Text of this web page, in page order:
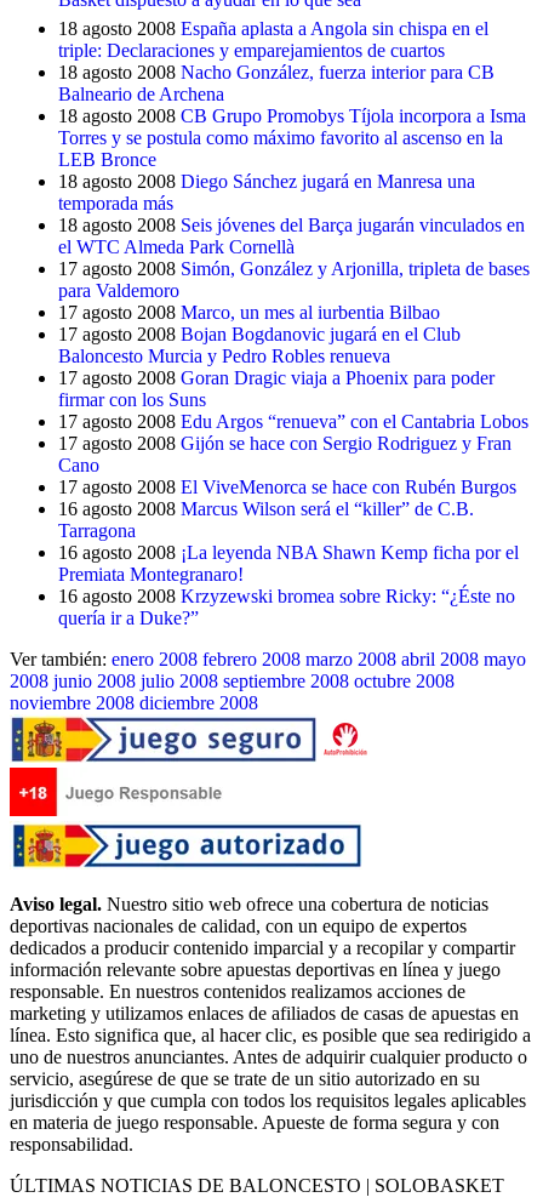
18 agosto 2008 España aplasta a Angola sin chispa en el
triple: Declaraciones y emparejamientos de cuartos
18 agosto 2008 Nacho González, fuerza interior para CB
Balneario de Archena
18 agosto 2008 CB Grupo Promobys Tíjola incorpora a Isma
Torres y se postula como máximo favorito al ascenso en la
LEB Bronce
18 agosto 2008 Diego Sánchez jugará en Manresa una
temporada más
18 agosto 2008 Seis jóvenes del Barça jugarán vinculados en
el WTC Almeda Park Cornellà
17 agosto 2008 Simón, González y Arjonilla, tripleta de bases
para Valdemoro
17 agosto 2008 Marco, un mes al iurbentia Bilbao
17 agosto 2008 Bojan Bogdanovic jugará en el Club
Baloncesto Murcia y Pedro Robles renueva
17 agosto 2008 Goran Dragic viaja a Phoenix para poder
firmar con los Suns
17 agosto 2008 Edu Argos “renueva” con el Cantabria Lobos
17 agosto 2008 Gijón se hace con Sergio Rodriguez y Fran
Cano
17 agosto 2008 El ViveMenorca se hace con Rubén Burgos
16 agosto 2008 Marcus Wilson será el “killer” de C.B.
Tarragona
16 agosto 2008 ¡La leyenda NBA Shawn Kemp ficha por el
Premiata Montegranaro!
16 agosto 2008 Krzyzewski bromea sobre Ricky: “¿Éste no
quería ir a Duke?”
Ver también: enero 2008 febrero 2008 marzo 2008 abril 2008 mayo
2008 junio 2008 julio 2008 septiembre 2008 octubre 2008
noviembre 2008 diciembre 2008
Aviso legal. Nuestro sitio web ofrece una cobertura de noticias
deportivas nacionales de calidad, con un equipo de expertos
dedicados a producir contenido imparcial y a recopilar y compartir
información relevante sobre apuestas deportivas en línea y juego
responsable. En nuestros contenidos realizamos acciones de
marketing y utilizamos enlaces de afiliados de casas de apuestas en
línea. Esto significa que, al hacer clic, es posible que sea redirigido a
uno de nuestros anunciantes. Antes de adquirir cualquier producto o
servicio, asegúrese de que se trate de un sitio autorizado en su
jurisdicción y que cumpla con todos los requisitos legales aplicables
en materia de juego responsable. Apueste de forma segura y con
responsabilidad.
ÚLTIMAS NOTICIAS DE BALONCESTO | SOLOBASKET